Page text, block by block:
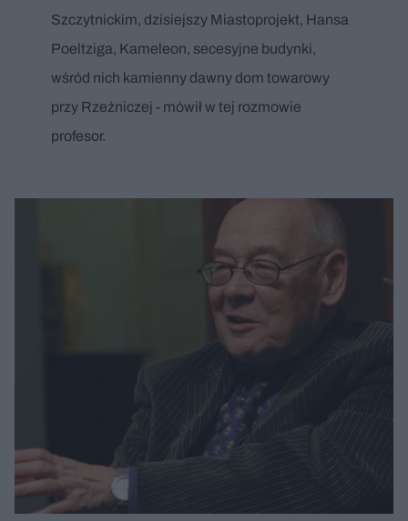
Szczytnickim, dzisiejszy Miastoprojekt, Hansa
Poeltziga, Kameleon, secesyjne budynki,
wśród nich kamienny dawny dom towarowy
przy Rzeźniczej - mówił w tej rozmowie
profesor.